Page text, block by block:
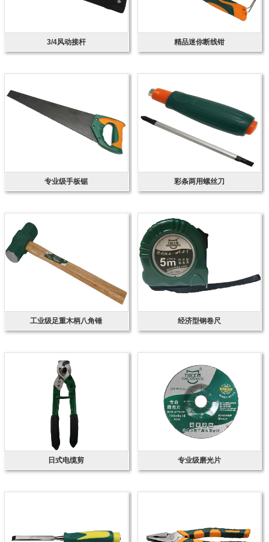
3/4风动接杆 精品迷你断线钳
专业级手板锯 彩条两用螺丝刀
工业级足重木柄八角锤 经济型钢卷尺
日式电缆剪 专业级磨光片